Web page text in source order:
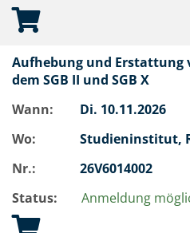
Aufhebung und Erstattung
dem SGB II und SGB X
Wann:
Di. 10.11.2026
Wo:
Studieninstitut,
Nr.:
26V6014002
Status:
Anmeldung